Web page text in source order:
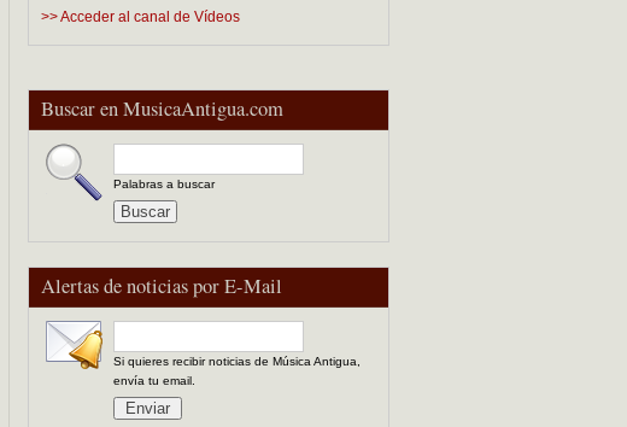
>> Acceder al canal de Vídeos
Buscar en MusicaAntigua.com
Palabras a buscar
Alertas de noticias por E-Mail
Si quieres recibir noticias de Música Antigua,
envía tu email.